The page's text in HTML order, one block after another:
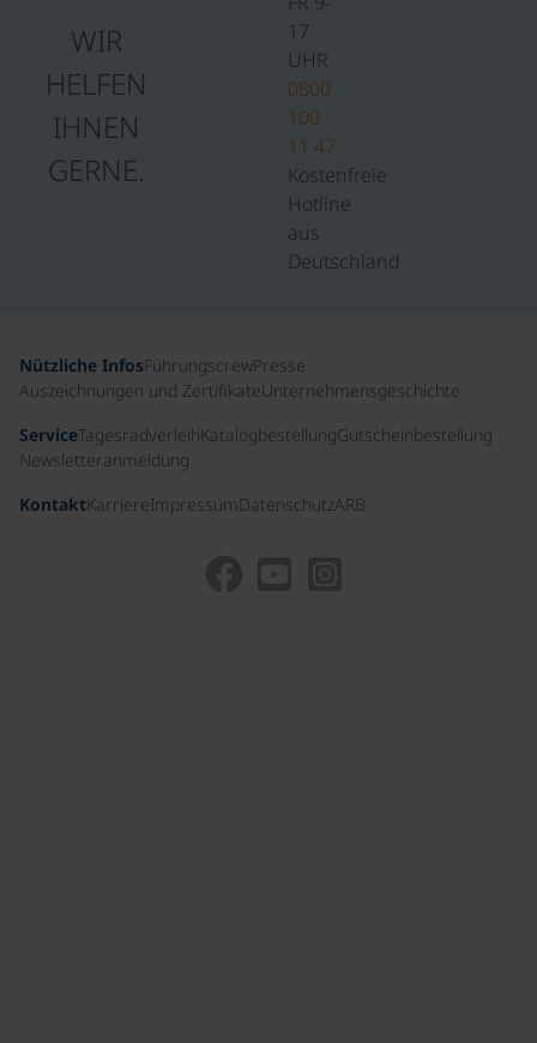
WIR
HELFEN
IHNEN
GERNE.
17
UHR
0800
100
11 47
Kostenfreie
Hotline
aus
Deutschland
Nützliche InfosFührungscrewPresse
Auszeichnungen und ZertifikateUnternehmensgeschichte
ServiceTagesradverleihKatalogbestellungGutscheinbestellung
Newsletteranmeldung
KontaktKarriereImpressum DatenschutzARB